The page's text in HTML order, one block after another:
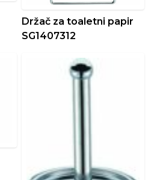
Držač za toaletni papir
SG1407312